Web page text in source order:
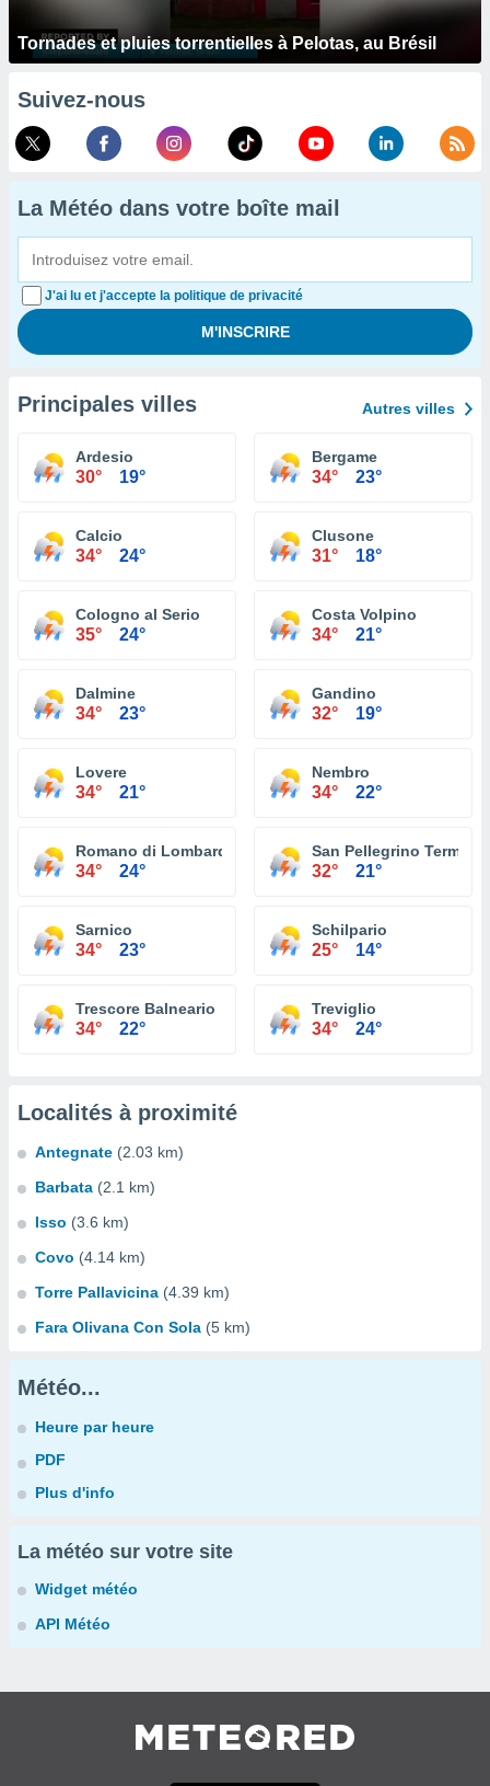
Tornades et pluies torrentielles à Pelotas, au Brésil
Suivez-nous
La Météo dans votre boîte mail
J'ai lu et j'accepte la politique de privacité
Principales villes Autres villes
Ardesio
30° 19°
Bergame
34° 23°
Calcio
34° 24°
Clusone
31° 18°
Cologno al Serio
35° 24°
Costa Volpino
34° 21°
Dalmine
34° 23°
Gandino
32° 19°
Lovere
34° 21°
Nembro
34° 22°
Romano di Lombardia
34° 24°
San Pellegrino Terme
32° 21°
Sarnico
34° 23°
Schilpario
25° 14°
Trescore Balneario
34° 22°
Treviglio
34° 24°
Localités à proximité
Antegnate (2.03 km)
Barbata (2.1 km)
Isso (3.6 km)
Covo (4.14 km)
Torre Pallavicina (4.39 km)
Fara Olivana Con Sola (5 km)
Météo...
Heure par heure
PDF
Plus d'info
La météo sur votre site
Widget météo
API Météo